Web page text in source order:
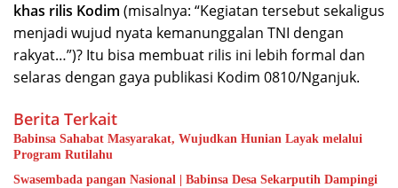
khas rilis Kodim (misalnya: “Kegiatan tersebut sekaligus
menjadi wujud nyata kemanunggalan TNI dengan
rakyat…”)? Itu bisa membuat rilis ini lebih formal dan
selaras dengan gaya publikasi Kodim 0810/Nganjuk.
Berita Terkait
Babinsa Sahabat Masyarakat, Wujudkan Hunian Layak melalui
Program Rutilahu
Swasembada pangan Nasional | Babinsa Desa Sekarputih Dampingi